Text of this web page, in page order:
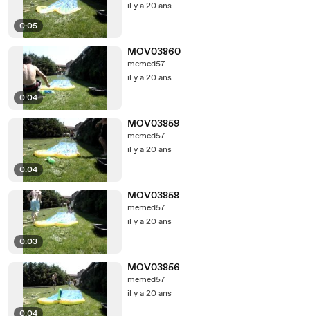
0:05
il y a 20 ans
0:04
MOV03860
memed57
il y a 20 ans
0:04
MOV03859
memed57
il y a 20 ans
0:03
MOV03858
memed57
il y a 20 ans
MOV03856
memed57
il y a 20 ans